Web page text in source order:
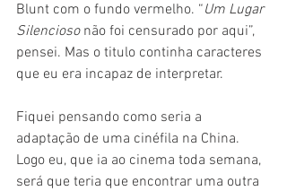
Blunt com o fundo vermelho. “Um Lugar
Silencioso não foi censurado por aqui”,
pensei. Mas o titulo continha caracteres
que eu era incapaz de interpretar.
Fiquei pensando como seria a
adaptação de uma cinéfila na China.
Logo eu, que ia ao cinema toda semana,
será que teria que encontrar uma outra